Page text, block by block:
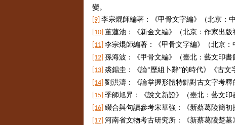
變。
[9] 李宗焜師編著：《甲骨文字編》（北京：
[10] 董蓮池：《新金文編》（北京：作家出版
[11] 李宗焜師編著：《甲骨文字編》（北京：
[12] 孫海波：《甲骨文編》（臺北：藝文印書
[13] 裘錫圭：《論“歷組卜辭”的時代》《古文
[14] 劉洪濤：《論掌握形體特點對古文字考釋
[15] 季師旭昇：《說文新證》（臺北：藝文印
[16] 綴合與句讀參考宋華強：《新蔡葛陵簡初
[17] 河南省文物考古研究所：《新蔡葛陵楚墓